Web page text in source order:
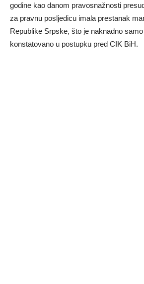
godine kao danom pravosnažnosti
za pravnu posljedicu imala prestanak
Republike Srpske, što je naknadno
konstatovano u postupku pred CIK BiH.